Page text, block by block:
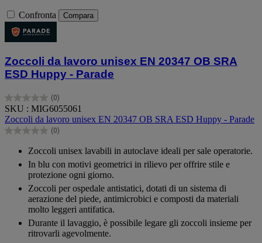
Confronta Compara
Zoccoli da lavoro unisex EN 20347 OB SRA
ESD Huppy - Parade
(0)
0.0
su
5
stelle.
SKU : MIG6055061
Zoccoli da lavoro unisex EN 20347 OB SRA ESD Huppy - Parade
(0)
0.0
stelle.
Zoccoli unisex lavabili in autoclave ideali per sale operatorie.
In blu con motivi geometrici in rilievo per offrire stile e
protezione ogni giorno.
Zoccoli per ospedale antistatici, dotati di un sistema di
aerazione del piede, antimicrobici e composti da materiali
molto leggeri antifatica.
Durante il lavaggio, è possibile legare gli zoccoli insieme per
ritrovarli agevolmente.